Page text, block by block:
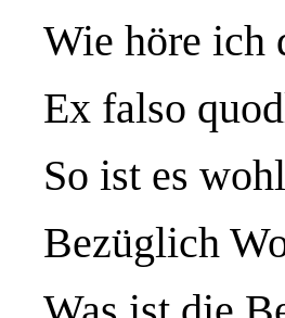
Wie höre ich
Ex falso
So ist es
Bezüglich